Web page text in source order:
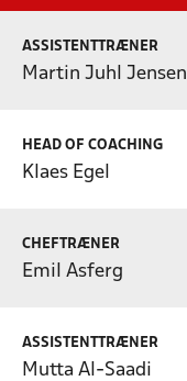
ASSISTENTTRÆNER
Martin Juhl Jensen
HEAD OF COACHING
Klaes Egel
CHEFTRÆNER
Emil Asferg
ASSISTENTTRÆNER
Mutta Al-Saadi